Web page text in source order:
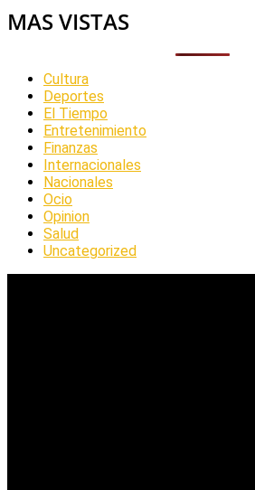
MAS VISTAS
Cultura
Deportes
El Tiempo
Entretenimiento
Finanzas
Internacionales
Nacionales
Ocio
Opinion
Salud
Uncategorized